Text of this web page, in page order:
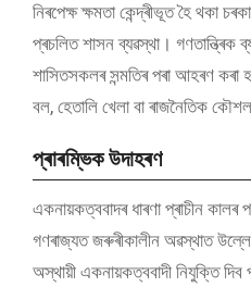
নিৰপেক্ষ ক্ষমতা কেন্দ্ৰীভূত হৈ থকা
প্ৰচলিত শাসন ব্যৱস্থা। গণতান্ত্ৰিক
শাসিতসকলৰ সন্মতিৰ পৰা আহৰণ কৰা
বল, হেতালি খেলা বা ৰাজনৈতিক
প্ৰাৰম্ভিক উদাহৰণ
একনায়কত্ববাদৰ ধাৰণা প্ৰাচীন
গণৰাজ্যত জৰুৰীকালীন অৱস্থাত
অস্থায়ী একনায়কত্ববাদী নিযুক্তি